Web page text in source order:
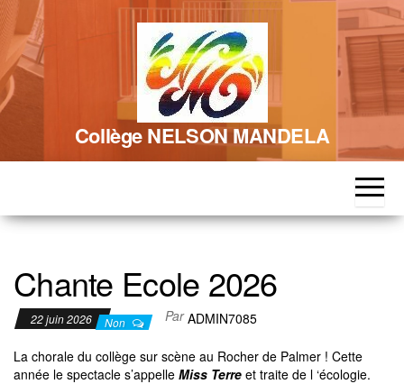
Skip
to
content
Collège NELSON MANDELA
Chante Ecole 2026
22 juin 2026 Non ParADMIN7085
La chorale du collège sur scène au Rocher de Palmer ! Cette
année le spectacle s’appelle Miss Terre et traite de l ‘écologie.